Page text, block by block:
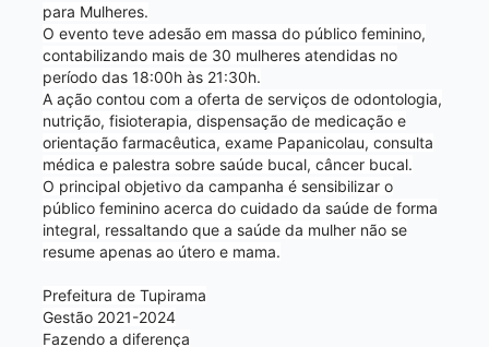
para Mulheres.
O evento teve adesão em massa do público feminino,
contabilizando mais de 30 mulheres atendidas no
período das 18:00h às 21:30h.
A ação contou com a oferta de serviços de odontologia,
nutrição, fisioterapia, dispensação de medicação e
orientação farmacêutica, exame Papanicolau, consulta
médica e palestra sobre saúde bucal, câncer bucal.
O principal objetivo da campanha é sensibilizar o
público feminino acerca do cuidado da saúde de forma
integral, ressaltando que a saúde da mulher não se
resume apenas ao útero e mama.
Prefeitura de Tupirama
Gestão 2021-2024
Fazendo a diferença